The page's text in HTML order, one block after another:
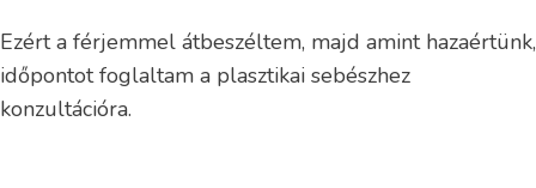
Ezért a férjemmel átbeszéltem, majd amint hazaértünk,
időpontot foglaltam a plasztikai sebészhez
konzultációra.